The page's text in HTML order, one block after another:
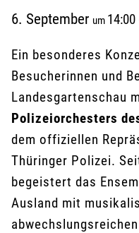
6. September um 14:00
Ein besonderes
Besucherinnen und
Landesgartenschau
Polizeiorchesters
dem offiziellen
Thüringer Polizei.
begeistert das
Ausland mit